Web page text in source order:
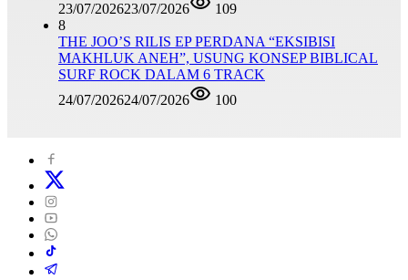
23/07/202623/07/2026
109
8
THE JOO’S RILIS EP PERDANA “EKSIBISI
MAKHLUK ANEH”, USUNG KONSEP BIBLICAL
SURF ROCK DALAM 6 TRACK
24/07/202624/07/2026 100